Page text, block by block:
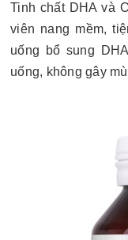
Tinh chất DHA và
viên nang mềm,
uống bổ sung
uống, không gây